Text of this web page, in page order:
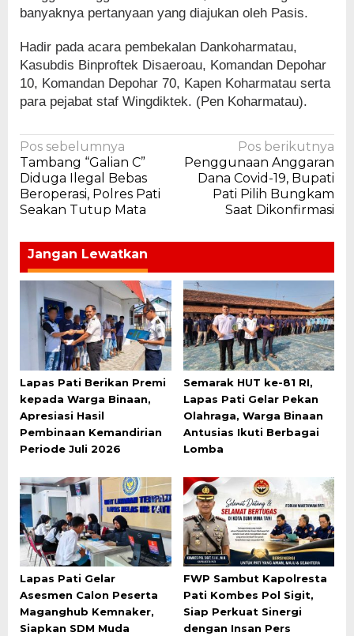
banyaknya pertanyaan yang diajukan oleh Pasis.
Hadir pada acara pembekalan Dankoharmatau,
Kasubdis Binproftek Disaeroau, Komandan Depohar
10, Komandan Depohar 70, Kapen Koharmatau serta
para pejabat staf Wingdiktek. (Pen Koharmatau).
Navigasi
pos
Pos sebelumnya
Tambang “Galian C”
Diduga Ilegal Bebas
Beroperasi, Polres Pati
Seakan Tutup Mata
Pos berikutnya
Penggunaan Anggaran
Dana Covid-19, Bupati
Pati Pilih Bungkam
Saat Dikonfirmasi
Jangan Lewatkan
Lapas Pati Berikan Premi
kepada Warga Binaan,
Apresiasi Hasil
Pembinaan Kemandirian
Periode Juli 2026
Semarak HUT ke-81 RI,
Lapas Pati Gelar Pekan
Olahraga, Warga Binaan
Antusias Ikuti Berbagai
Lomba
Lapas Pati Gelar
Asesmen Calon Peserta
Maganghub Kemnaker,
Siapkan SDM Muda
FWP Sambut Kapolresta
Pati Kombes Pol Sigit,
Siap Perkuat Sinergi
dengan Insan Pers